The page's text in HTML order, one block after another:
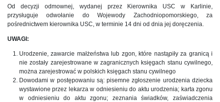
Od decyzji odmownej, wydanej przez Kierownika USC w Karlinie,
przysługuje odwołanie do Wojewody Zachodniopomorskiego, za
pośrednictwem kierownika USC, w terminie 14 dni od dnia jej doręczenia.
UWAGI:
Urodzenie, zawarcie małżeństwa lub zgon, które nastąpiły za granicą i
nie zostały zarejestrowane w zagranicznych księgach stanu cywilnego,
można zarejestrować w polskich księgach stanu cywilnego
Dowodami w postępowaniu są: pisemne zgłoszenie urodzenia dziecka
wystawione przez lekarza w odniesieniu do aktu urodzenia; karta zgonu
w odniesieniu do aktu zgonu; zeznania świadków, zaświadczenia